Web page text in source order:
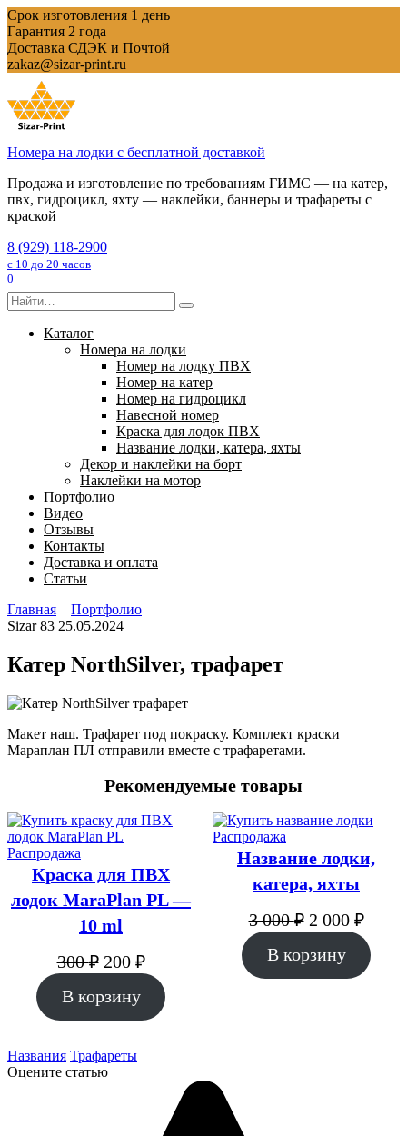
Перейти
к
содержанию
Срок изготовления 1 день
Гарантия 2 года
Доставка СДЭК и Почтой
zakaz@sizar-print.ru
Номера на лодки с бесплатной доставкой
Продажа и изготовление по требованиям ГИМС — на катер,
пвх, гидроцикл, яхту — наклейки, баннеры и трафареты с
краской
8 (929) 118-2900
с 10 до 20 часов
0
Search
for:
Каталог
Номера на лодки
Номер на лодку ПВХ
Номер на катер
Номер на гидроцикл
Навесной номер
Краска для лодок ПВХ
Название лодки, катера, яхты
Декор и наклейки на борт
Наклейки на мотор
Портфолио
Видео
Отзывы
Контакты
Доставка и оплата
Статьи
Главная
Портфолио
Sizar 83 25.05.2024
Катер NorthSilver, трафарет
Макет наш. Трафарет под покраску. Комплект краски
Мараплан ПЛ отправили вместе с трафаретами.
Рекомендуемые товары
Распродажа
Краска для ПВХ
лодок MaraPlan PL —
10 ml
300₽ Первоначальная
цена
составляла
300 ₽.
200 ₽Текущая
цена:
200 ₽.
В корзину
Распродажа
Название лодки,
катера, яхты
3 000₽
цена
составляла
3
2 000 ₽
цена:
2
000
В корзину
Названия Трафареты
Оцените статью